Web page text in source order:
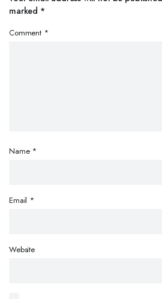
marked *
Comment *
Name *
Email *
Website